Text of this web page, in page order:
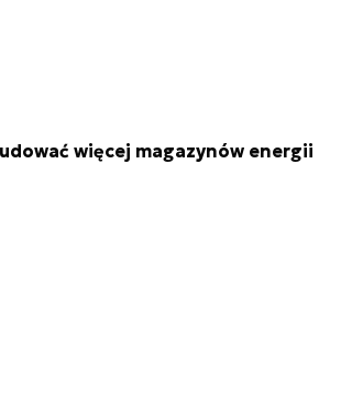
więcej magazynów energii